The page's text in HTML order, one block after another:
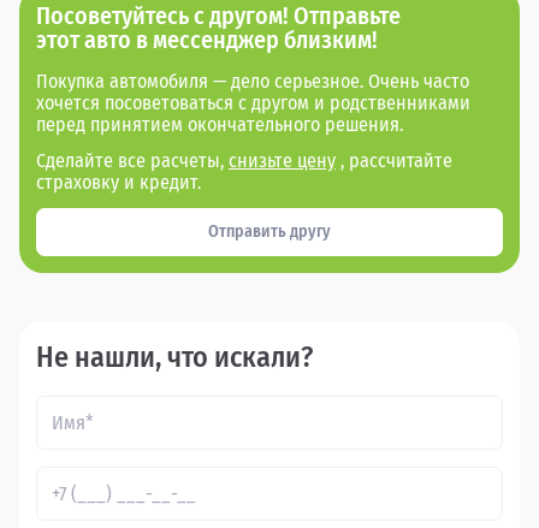
Посоветуйтесь с другом! Отправьте
этот авто в мессенджер близким!
Покупка автомобиля — дело серьезное. Очень часто
хочется посоветоваться с другом и родственниками
перед принятием окончательного решения.
Сделайте все расчеты, снизьте цену , рассчитайте
страховку и кредит.
Отправить другу
Не нашли, что искали?